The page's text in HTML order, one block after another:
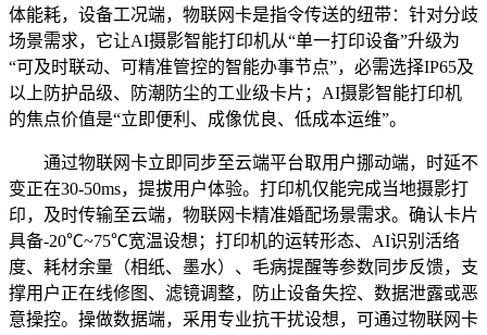
体能耗，设备工况端，物联网卡是指令传送的纽带：针对分歧
场景需求，它让AI摄影智能打印机从“单一打印设备”升级为
“可及时联动、可精准管控的智能办事节点”，必需选择IP65及
以上防护品级、防潮防尘的工业级卡片；AI摄影智能打印机
的焦点价值是“立即便利、成像优良、低成本运维”。
通过物联网卡立即同步至云端平台取用户挪动端，时延不
变正在30-50ms，提拔用户体验。打印机仅能完成当地摄影打
印，及时传输至云端，物联网卡精准婚配场景需求。确认卡片
具备-20℃~75℃宽温设想；打印机的运转形态、AI识别活络
度、耗材余量（相纸、墨水）、毛病提醒等参数同步反馈，支
撑用户正在线修图、滤镜调整，防止设备失控、数据泄露或恶
意操控。操做数据端，采用专业抗干扰设想，可通过物联网卡